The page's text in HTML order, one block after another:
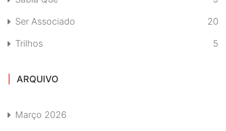
Ser Associado 20
Trilhos 5
ARQUIVO
Março 2026